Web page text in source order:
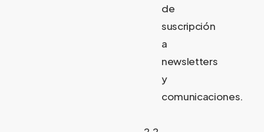
de
suscripción
a
newsletters
y
comunicaciones.